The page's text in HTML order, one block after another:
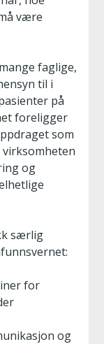
være
faglige,
til i
på
foreligger
som
og
særlig
for
og